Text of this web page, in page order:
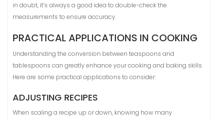
in doubt, it’s always a good idea to double-check the
measurements to ensure accuracy.
PRACTICAL APPLICATIONS IN COOKING
Understanding the conversion between teaspoons and
tablespoons can greatly enhance your cooking and baking skills.
Here are some practical applications to consider:
ADJUSTING RECIPES
When scaling a recipe up or down, knowing how many